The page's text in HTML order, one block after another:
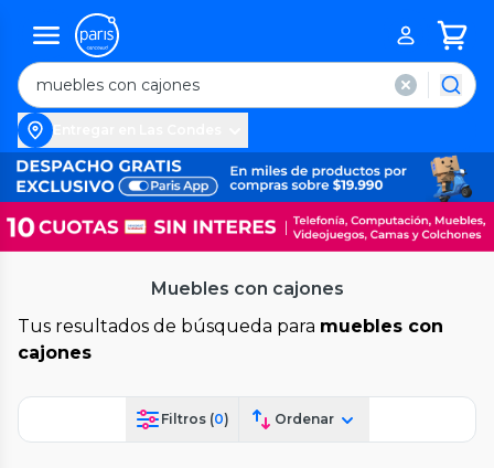
Muebles con cajones
Tus resultados de búsqueda para muebles con
cajones
Filtros (0) Ordenar